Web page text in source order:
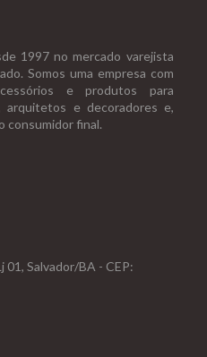
1997 no mercado varejista
Somos uma empresa com
e produtos para
arquitetos e decoradores e,
consumidor final.
01, Salvador/BA - CEP: